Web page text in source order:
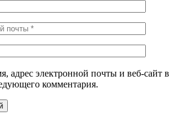
адрес электронной почты и веб-сайт в
комментария.